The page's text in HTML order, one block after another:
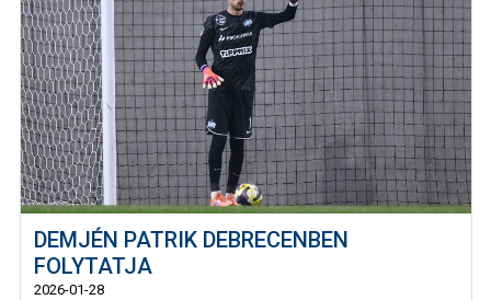
DEMJÉN PATRIK DEBRECENBEN
FOLYTATJA
2026-01-28